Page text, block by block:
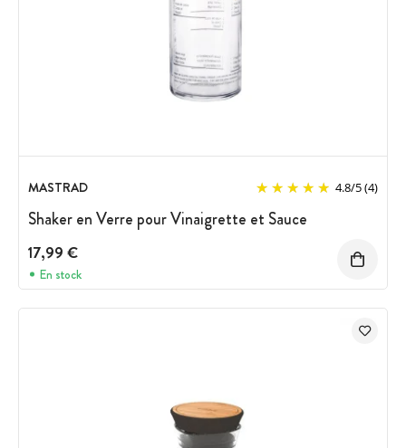
MASTRAD 4.8/5(4)
Shaker en Verre pour Vinaigrette et Sauce
17,99 €
En stock